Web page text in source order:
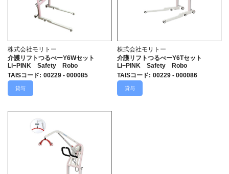
株式会社モリトー
介護リフトつるべーY6Wセット
Li−PINK Safety Robo
TAISコード: 00229 - 000085
貸与
株式会社モリトー
介護リフトつるべーY6Tセット
Li−PINK Safety Robo
TAISコード: 00229 - 000086
貸与